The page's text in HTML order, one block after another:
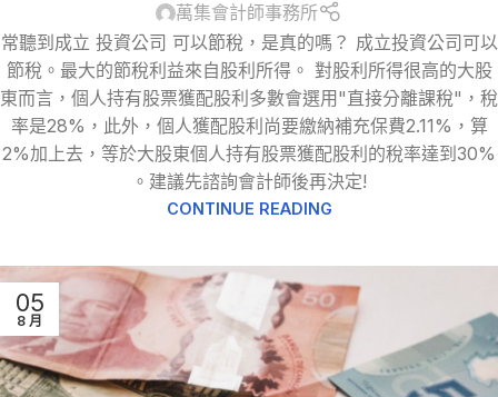
萬集會計師事務所
常聽到成立 投資公司 可以節稅，是真的嗎？ 成立投資公司可以
節稅。最大的節稅利益來自股利所得。 對股利所得很高的大股
東而言，個人持有股票獲配股利多數會選用"直接分離課稅"，稅
率是28%，此外，個人獲配股利尚要繳納補充保費2.11%，算
2%加上去，等於大股東個人持有股票獲配股利的稅率達到30%
。建議先諮詢會計師後再決定!
CONTINUE READING
05
8 月